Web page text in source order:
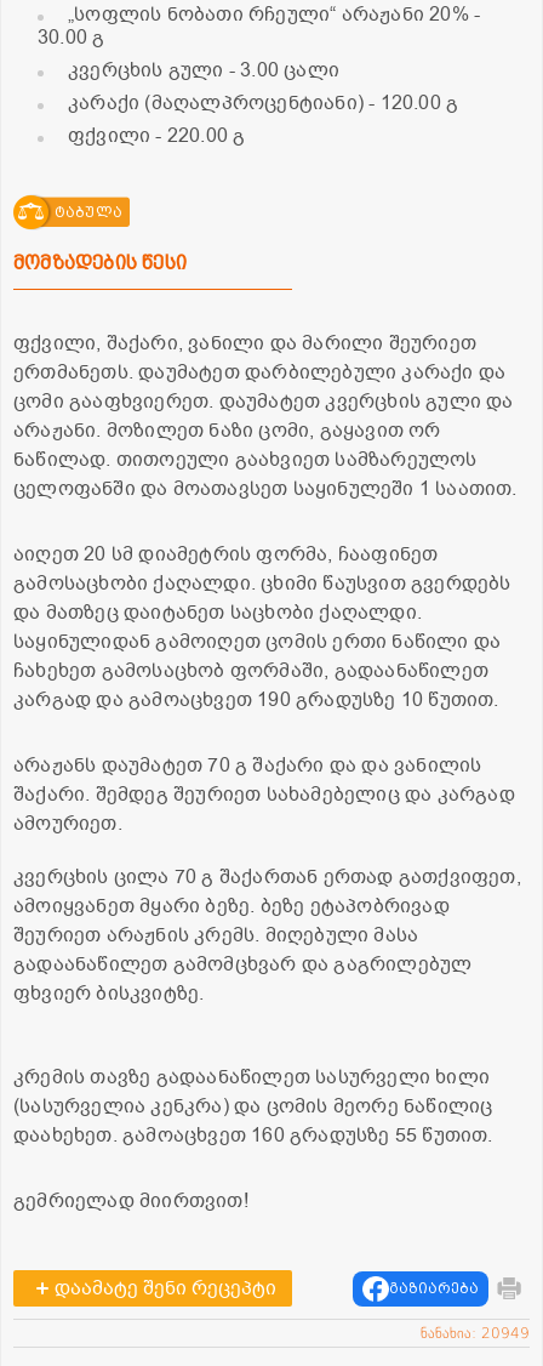
„სოფლის ნობათი რჩეული“ არაჟანი 20%-
30.00 გ
კვერცხის გული - 3.00 ცალი
კარაქი (მაღალპროცენტიანი)- 120.00 გ
ფქვილი- 220.00 გ
ტაბულა
მომზადების წესი
ფქვილი, შაქარი, ვანილი და მარილი შეურიეთ
ერთმანეთს. დაუმატეთ დარბილებული კარაქი და
ცომი გააფხვიერეთ. დაუმატეთ კვერცხის გული და
არაჟანი. მოზილეთ ნაზი ცომი, გაყავით ორ
ნაწილად. თითოეული გაახვიეთ სამზარეულოს
ცელოფანში და მოათავსეთ საყინულეში 1 საათით.
აიღეთ 20 სმ დიამეტრის ფორმა, ჩააფინეთ
გამოსაცხობი ქაღალდი. ცხიმი წაუსვით გვერდებს
და მათზეც დაიტანეთ საცხობი ქაღალდი.
საყინულიდან გამოიღეთ ცომის ერთი ნაწილი და
ჩახეხეთ გამოსაცხობ ფორმაში, გადაანაწილეთ
კარგად და გამოაცხვეთ 190 გრადუსზე 10 წუთით.
არაჟანს დაუმატეთ 70 გ შაქარი და და ვანილის
შაქარი. შემდეგ შეურიეთ სახამებელიც და კარგად
ამოურიეთ.
კვერცხის ცილა 70 გ შაქართან ერთად გათქვიფეთ,
ამოიყვანეთ მყარი ბეზე. ბეზე ეტაპობრივად
შეურიეთ არაჟნის კრემს. მიღებული მასა
გადაანაწილეთ გამომცხვარ და გაგრილებულ
ფხვიერ ბისკვიტზე.
კრემის თავზე გადაანაწილეთ სასურველი ხილი
(სასურველია კენკრა) და ცომის მეორე ნაწილიც
დაახეხეთ. გამოაცხვეთ 160 გრადუსზე 55 წუთით.
გემრიელად მიირთვით!
დაამატე შენი რეცეპტი გაზიარება
ნანახია: 20949